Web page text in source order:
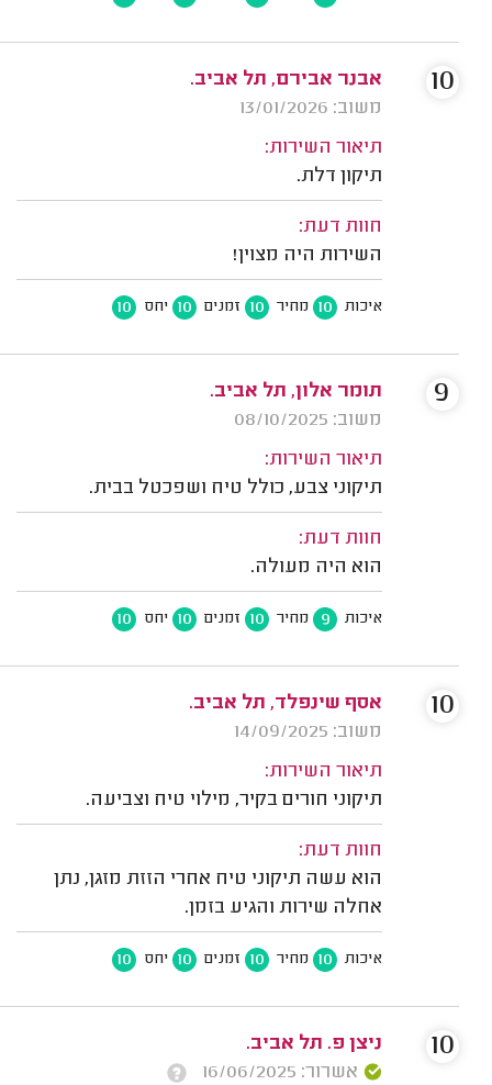
אבנר אבירם, תל אביב.
משוב: 13/01/2026
תיאור השירות:
תיקון דלת.
חוות דעת:
השירות היה מצוין!
איכות 10 מחיר 10 זמנים 10 יחס 10
10
תומר אלון, תל אביב.
משוב: 08/10/2025
תיאור השירות:
תיקוני צבע, כולל טיח ושפכטל בבית.
חוות דעת:
הוא היה מעולה.
איכות 9 מחיר 10 זמנים 10 יחס 10
9
אסף שינפלד, תל אביב.
משוב: 14/09/2025
תיאור השירות:
תיקוני חורים בקיר, מילוי טיח וצביעה.
חוות דעת:
הוא עשה תיקוני טיח אחרי הזזת מזגן, נתן
אחלה שירות והגיע בזמן.
איכות 10 מחיר 10 זמנים 10 יחס 10
10
ניצן פ. תל אביב.
אשרור: 16/06/2025
10